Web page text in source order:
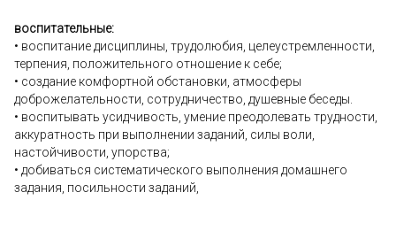
воспитательные:
• воспитание дисциплины, трудолюбия, целеустремленности,
терпения, положительного отношение к себе;
• создание комфортной обстановки, атмосферы
доброжелательности, сотрудничество, душевные беседы.
• воспитывать усидчивость, умение преодолевать трудности,
аккуратность при выполнении заданий, силы воли,
настойчивости, упорства;
• добиваться систематического выполнения домашнего
задания, посильности заданий,